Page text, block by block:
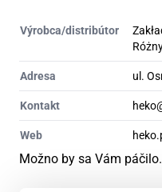
Výrobca/distribútor
Adresa ul.
Kontakt
Web
Možno by sa Vám